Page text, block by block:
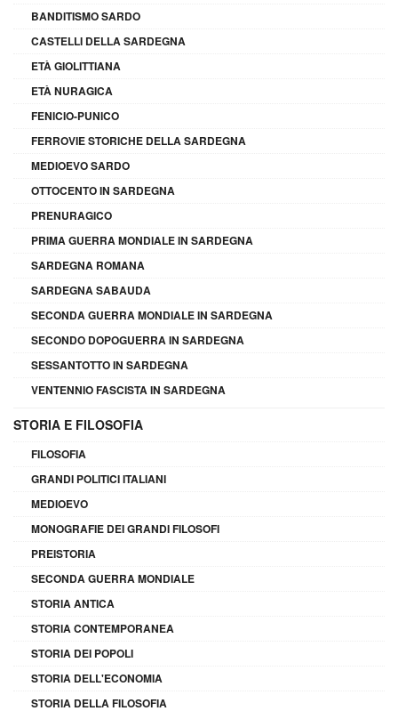
BANDITISMO SARDO
CASTELLI DELLA SARDEGNA
ETÀ GIOLITTIANA
ETÀ NURAGICA
FENICIO-PUNICO
FERROVIE STORICHE DELLA SARDEGNA
MEDIOEVO SARDO
OTTOCENTO IN SARDEGNA
PRENURAGICO
PRIMA GUERRA MONDIALE IN SARDEGNA
SARDEGNA ROMANA
SARDEGNA SABAUDA
SECONDA GUERRA MONDIALE IN SARDEGNA
SECONDO DOPOGUERRA IN SARDEGNA
SESSANTOTTO IN SARDEGNA
VENTENNIO FASCISTA IN SARDEGNA
STORIA E FILOSOFIA
FILOSOFIA
GRANDI POLITICI ITALIANI
MEDIOEVO
MONOGRAFIE DEI GRANDI FILOSOFI
PREISTORIA
SECONDA GUERRA MONDIALE
STORIA ANTICA
STORIA CONTEMPORANEA
STORIA DEI POPOLI
STORIA DELL'ECONOMIA
STORIA DELLA FILOSOFIA